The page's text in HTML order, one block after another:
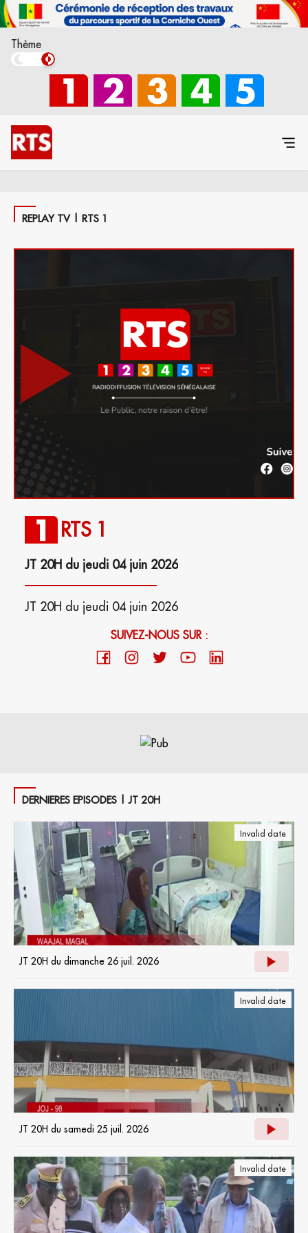
Thème
REPLAY TV | RTS 1
RTS 1
JT 20H du jeudi 04 juin 2026
JT 20H du jeudi 04 juin 2026
SUIVEZ-NOUS SUR :
DERNIERES EPISODES | JT 20H
Invalid date
JT 20H du dimanche 26 juil. 2026
Invalid date
JT 20H du samedi 25 juil. 2026
Invalid date